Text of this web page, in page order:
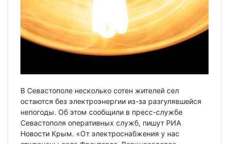
В Севастополе несколько сотен жителей сел
остаются без электроэнергии из-за разгулявшейся
непогоды. Об этом сообщили в пресс-службе
Севастополя оперативных служб, пишут РИА
Новости Крым. «От электроснабжения у нас